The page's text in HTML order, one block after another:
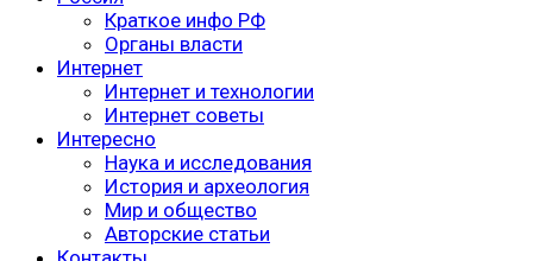
Краткое инфо РФ
Органы власти
Интернет
Интернет и технологии
Интернет советы
Интересно
Наука и исследования
История и археология
Мир и общество
Авторские статьи